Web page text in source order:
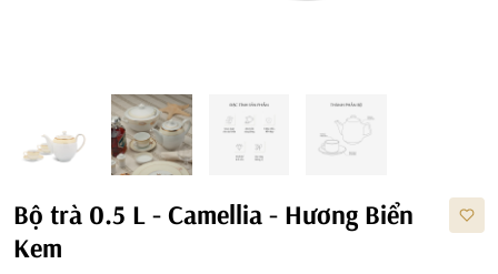
Bộ trà 0.5 L - Camellia - Hương Biển
Kem